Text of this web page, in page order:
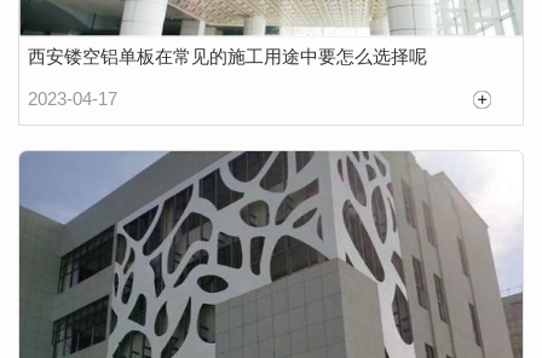
西安镂空铝单板在常见的施工用途中要怎么选择呢
2023-04-17